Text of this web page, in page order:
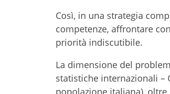
Così, in una strategia
competenze, affrontare
priorità indiscutibile.
La dimensione del
statistiche internazionali –
popolazione italiana),